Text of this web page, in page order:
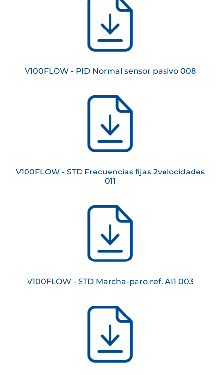
V100FLOW - PID Normal sensor pasivo 008
V100FLOW - STD Frecuencias fijas 2velocidades
011
V100FLOW - STD Marcha-paro ref. AI1 003